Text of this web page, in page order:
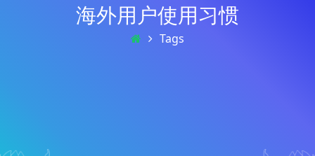
海外用户使用习惯
Tags